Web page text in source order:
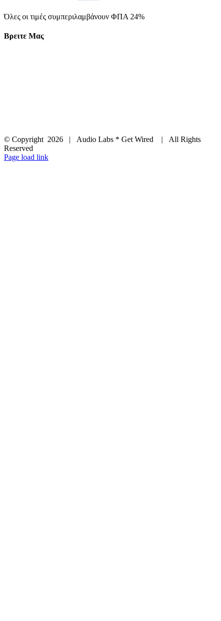
Όλες οι τιμές συμπεριλαμβάνουν ΦΠΑ 24%
Βρειτε Μας
© Copyright 2026 | Audio Labs * Get Wired | All Rights
Reserved
Facebook
Instagram
YouTube
LinkedIn
X
Page load link